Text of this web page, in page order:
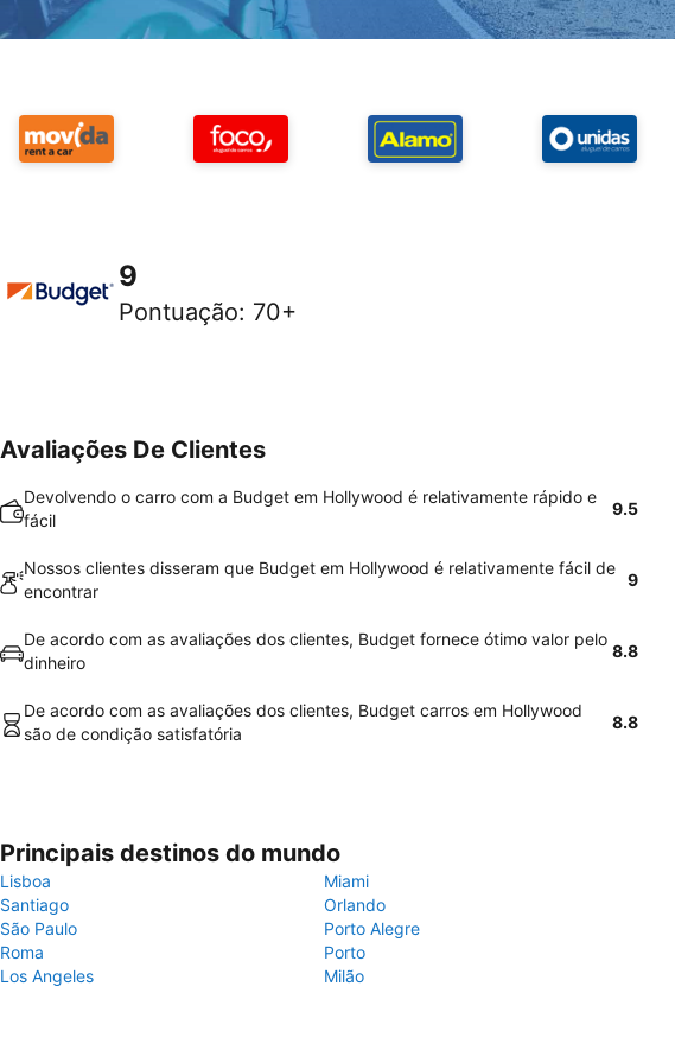
9
Pontuação: 70+
Avaliações De Clientes
Devolvendo o carro com a Budget em Hollywood é relativamente rápido e
fácil
9.5
Nossos clientes disseram que Budget em Hollywood é relativamente fácil de
encontrar
9
De acordo com as avaliações dos clientes, Budget fornece ótimo valor pelo
dinheiro
8.8
De acordo com as avaliações dos clientes, Budget carros em Hollywood
são de condição satisfatória
8.8
Principais destinos do mundo
Lisboa
Miami
Santiago
Orlando
São Paulo
Porto Alegre
Roma
Porto
Los Angeles
Milão